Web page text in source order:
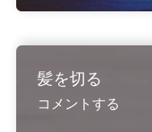
カ
近
お
仕
髪を切る
コメントする